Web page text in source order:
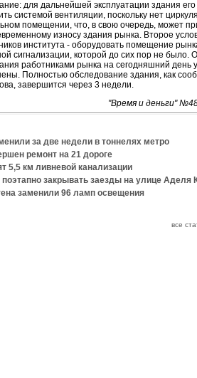
для дальнейшей эксплуатации здания
системой вентиляции, поскольку нет
помещении, что, в свою очередь, может
износу здания рынка. Второе
института - оборудовать помещение
сигнализации, которой до сих пор не было.
работниками рынка на сегодняшний день
Полностью обследование здания, как
завершится через 3 недели.
"Время и деньги"
за две недели в тоннелях метро
ремонт на 21 дороге
5,5 км ливневой канализации
поэтапно закрывать заезды на улице Аделя
заменили 96 ламп освещения
все